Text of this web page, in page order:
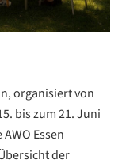
organisiert von
bis zum 21. Juni
Essen
der